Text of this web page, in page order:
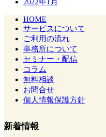
2022年1月
HOME
サービスについて
ご利用の流れ
事務所について
セミナー・配信
コラム
無料相談
お問合せ
個人情報保護方針
新着情報